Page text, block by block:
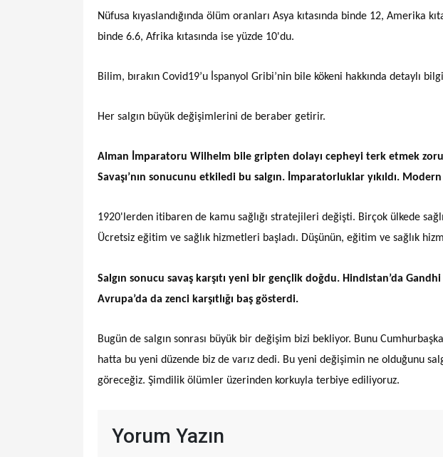
Nüfusa kıyaslandığında ölüm oranları Asya kıtasında binde 12, Amerika
binde 6.6, Afrika kıtasında ise yüzde 10'du.
Bilim, bırakın Covid19’u İspanyol Gribi’nin bile kökeni hakkında detaylı
Her salgın büyük değişimlerini de beraber getirir.
Alman İmparatoru Wilhelm bile gripten dolayı cepheyi terk etmek
Savaşı’nın sonucunu etkiledi bu salgın. İmparatorluklar yıkıldı.
1920'lerden itibaren de kamu sağlığı stratejileri değişti. Birçok ülkede
Ücretsiz eğitim ve sağlık hizmetleri başladı. Düşünün, eğitim ve sağlık
Salgın sonucu savaş karşıtı yeni bir gençlik doğdu. Hindistan’da
Avrupa’da da zenci karşıtlığı baş gösterdi.
Bugün de salgın sonrası büyük bir değişim bizi bekliyor. Bunu
hatta bu yeni düzende biz de varız dedi. Bu yeni değişimin ne olduğunu
göreceğiz. Şimdilik ölümler üzerinden korkuyla terbiye ediliyoruz.
Yorum Yazın